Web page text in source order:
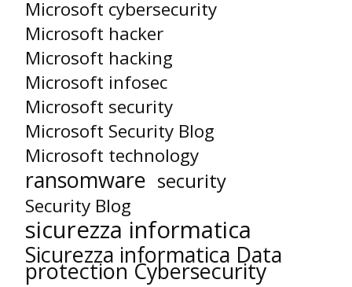
Microsoft cybersecurity
Microsoft hacker
Microsoft hacking
Microsoft infosec
Microsoft security
Microsoft Security Blog
Microsoft technology
ransomware security
Security Blog
sicurezza informatica
Sicurezza informatica Data
protection Cybersecurity